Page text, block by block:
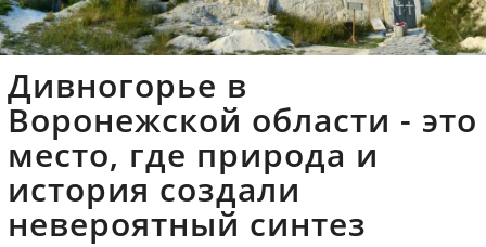
Дивногорье в
Воронежской области - это
место, где природа и
история создали
невероятный синтез